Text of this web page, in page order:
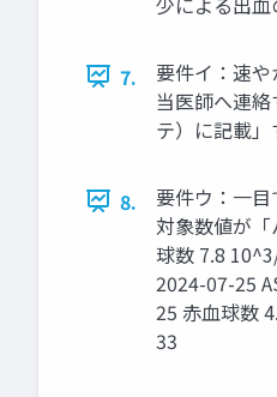
7.
要件イ：速
当医師へ連
テ）に記載
8.
要件ウ：一
対象数値が
球数 7.8
2024-07-25
25 赤血球数
33